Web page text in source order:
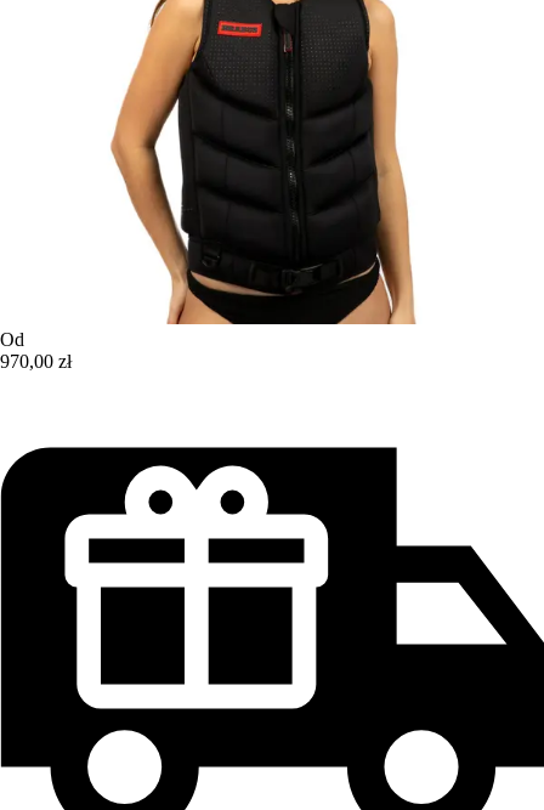
Od
970,00 zł